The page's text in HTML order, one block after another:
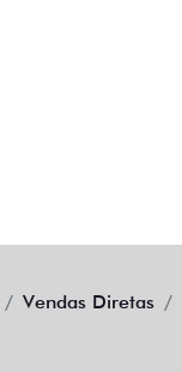
Vendas Diretas